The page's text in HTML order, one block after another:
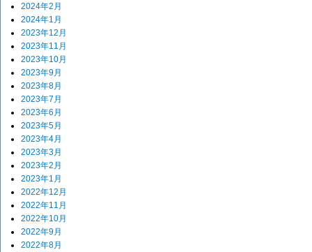
2024年2月
2024年1月
2023年12月
2023年11月
2023年10月
2023年9月
2023年8月
2023年7月
2023年6月
2023年5月
2023年4月
2023年3月
2023年2月
2023年1月
2022年12月
2022年11月
2022年10月
2022年9月
2022年8月